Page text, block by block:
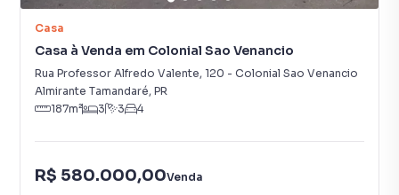
Casa
Casa à Venda em Colonial Sao Venancio
Rua Professor Alfredo Valente, 120 - Colonial Sao Venancio
Almirante Tamandaré, PR
187m² 3 3 4
R$ 580.000,00Venda